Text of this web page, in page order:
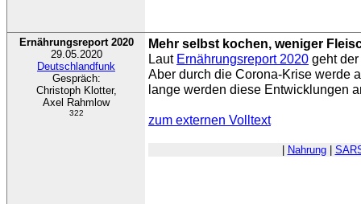
Ernährungsreport 2020
29.05.2020
Deutschlandfunk
Gespräch:
Christoph Klotter,
Axel Rahmlow
322
Mehr selbst kochen, weniger
Laut Ernährungsreport 2020 geht
Aber durch die Corona-Krise werde
lange werden diese Entwicklungen
zum externen Volltext
Nahrung|